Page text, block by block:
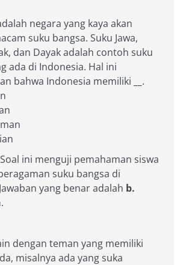
negara yang kaya akan
suku bangsa. Suku Jawa,
dan Dayak adalah contoh suku
ada di Indonesia. Hal ini
bahwa Indonesia memiliki
.
Soal ini menguji pemahaman siswa
suku bangsa di
yang benar adalah b.
.
dengan teman yang memiliki
misalnya ada yang suka